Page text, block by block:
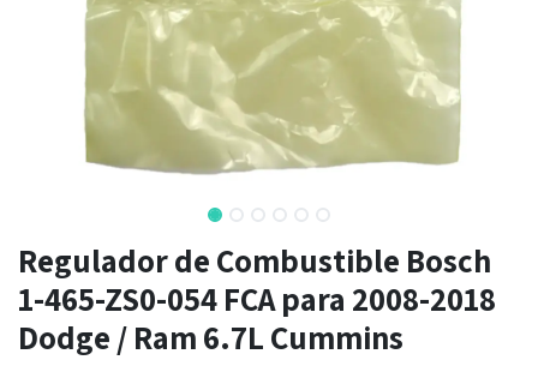
Regulador de Combustible Bosch
1-465-ZS0-054 FCA para 2008-2018
Dodge / Ram 6.7L Cummins